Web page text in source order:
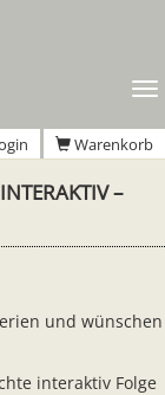
Warenkorb
–
und wünschen
interaktiv Folge